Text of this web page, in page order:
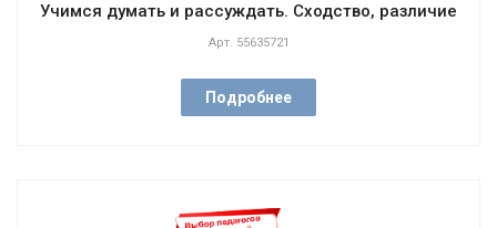
Учимся думать и рассуждать. Сходство, различие
Арт. 55635721
Подробнее